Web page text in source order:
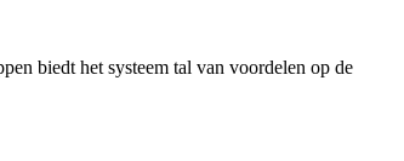
biedt het systeem tal van voordelen op de